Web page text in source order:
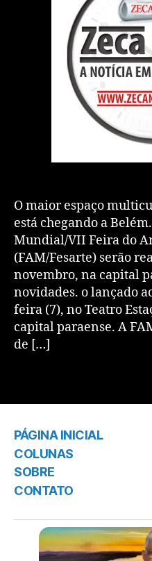
O maior espaço
está chegando a
Mundial/VII Feira do
(FAM/Fesarte) serão
novembro, na capital
novidades. o lançado
feira (7), no Teatro
capital paraense. A
de […]
PÁGINA INICIAL
COLUNAS
SOBRE
CONTATO